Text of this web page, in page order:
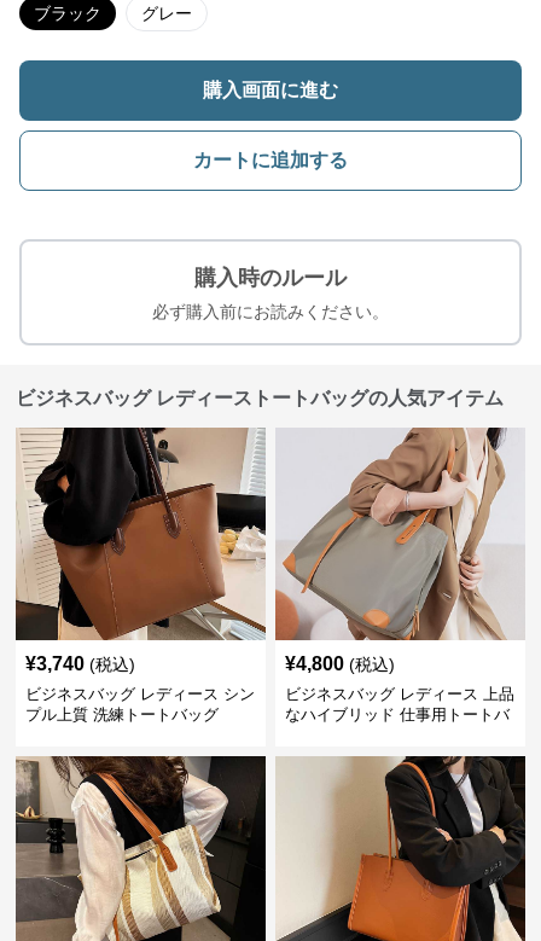
ブラック グレー
購入画面に進む
カートに追加する
購入時のルール
必ず購入前にお読みください。
ビジネスバッグ レディーストートバッグの人気アイテム
¥3,740 (税込)
ビジネスバッグ レディース シン
プル上質 洗練トートバッグ
¥4,800 (税込)
ビジネスバッグ レディース 上品
なハイブリッド 仕事用トートバ